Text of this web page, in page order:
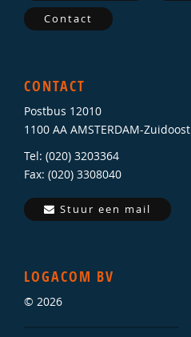
Contact
CONTACT
Postbus 12010
1100 AA AMSTERDAM-Zuidoost
Tel: (020) 3203364
Fax: (020) 3308040
Stuur een mail
LOGACOM BV
© 2026